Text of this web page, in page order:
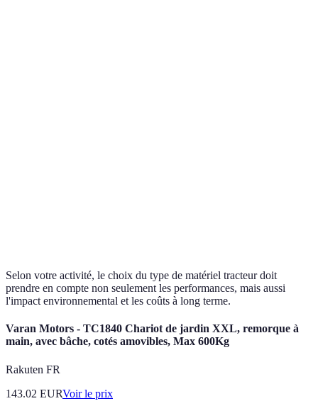
Selon votre activité, le choix du type de matériel tracteur doit
prendre en compte non seulement les performances, mais aussi
l'impact environnemental et les coûts à long terme.
Varan Motors - TC1840 Chariot de jardin XXL, remorque à
main, avec bâche, cotés amovibles, Max 600Kg
Rakuten FR
143.02 EURVoir le prix